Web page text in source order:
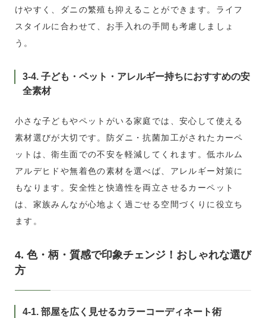
けやすく、ダニの繁殖も抑えることができます。ライフ
スタイルに合わせて、お手入れの手間も考慮しましょ
う。
3-4. 子ども・ペット・アレルギー持ちにおすすめの安
全素材
小さな子どもやペットがいる家庭では、安心して使える
素材選びが大切です。防ダニ・抗菌加工がされたカーペ
ットは、衛生面での不安を軽減してくれます。低ホルム
アルデヒドや無着色の素材を選べば、アレルギー対策に
もなります。安全性と快適性を両立させるカーペット
は、家族みんなが心地よく過ごせる空間づくりに役立ち
ます。
4. 色・柄・質感で印象チェンジ！おしゃれな選び
方
4-1. 部屋を広く見せるカラーコーディネート術